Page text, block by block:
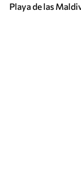
Playa de las